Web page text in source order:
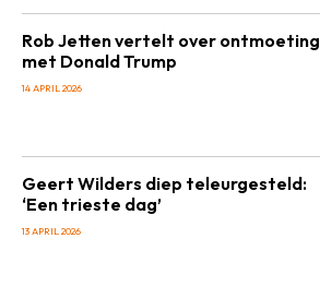
Rob Jetten vertelt over ontmoeting
met Donald Trump
14 APRIL 2026
Geert Wilders diep teleurgesteld:
‘Een trieste dag’
13 APRIL 2026